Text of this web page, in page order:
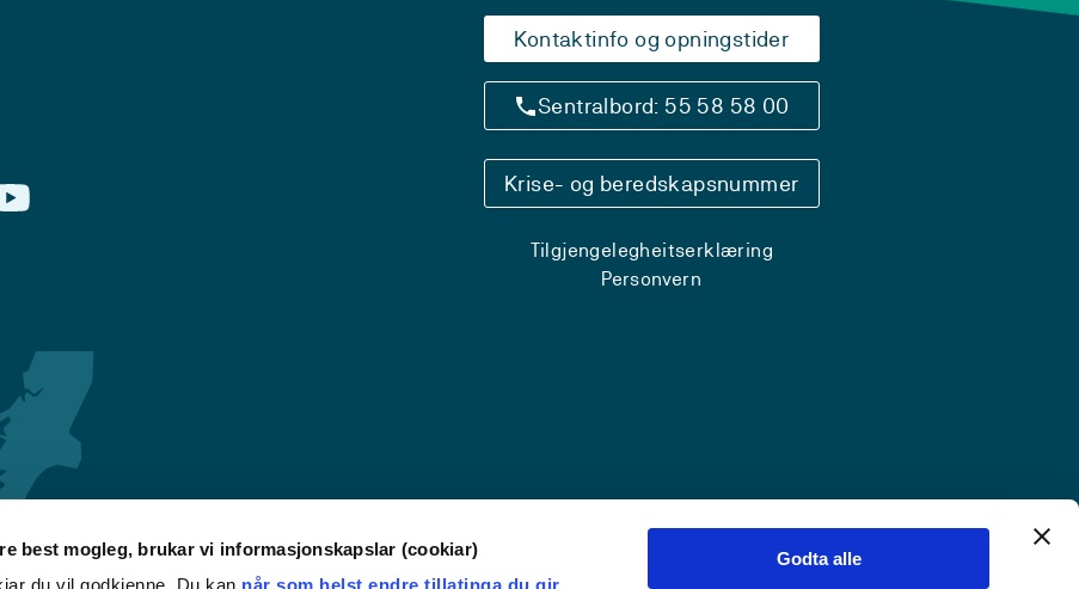
best mogleg, brukar vi informasjonskapslar (cookiar)
Godta alle
Kontaktinfo og opningstider
Sentralbord: 55 58 58 00
Krise- og beredskapsnummer
Tilgjengelegheitserklæring
Personvern